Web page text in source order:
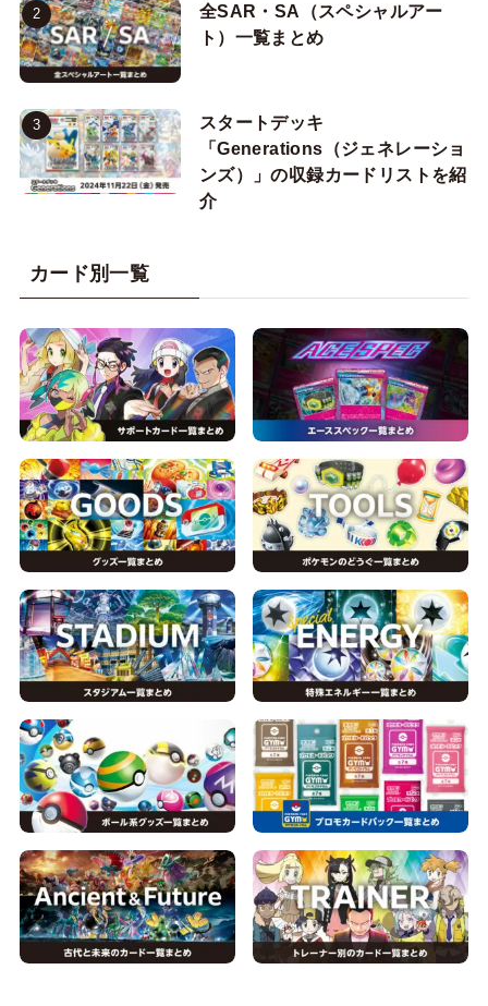
全SAR・SA（スペシャルアー
ト）一覧まとめ
スタートデッキ
「Generations（ジェネレーショ
ンズ）」の収録カードリストを紹
介
カード別一覧